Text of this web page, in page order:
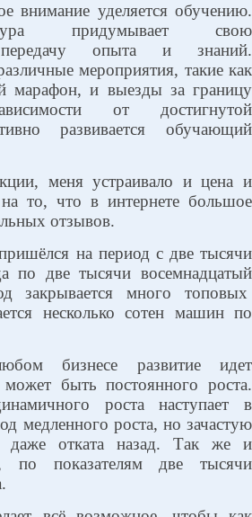
внимание уделяется обучению.
придумывает свою
передачу опыта и знаний.
мероприятия, такие как
марафон, и выезды за границу
от достигнутой
развивается обучающий
меня устраивало и цена и
на то, что в интернете большое
отзывов.
на период с две тысячи
по две тысячи восемнадцатый
закрывается много топовых
несколько сотен машин по
бизнесе развитие идет
быть постоянного роста.
роста наступает в
медленного роста, но зачастую
даже отката назад. Так же и
показателям две тысячи